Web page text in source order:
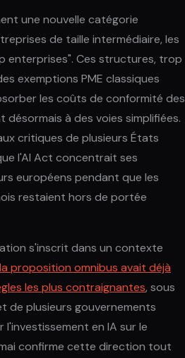
une nouvelle catégorie
de taille intermédiaire, les
enterprises". Ces structures, trop
exemptions PME classiques
les coûts de conformité des
à des voies simplifiées.
critiques de plusieurs États
l'AI Act concentrait ses
européens pendant que les
restaient hors de portée
s'inscrit dans un contexte
proposition omnibus avait déjà
les plus contraignantes, sous
de plusieurs gouvernements
l'investissement en IA sur le
confirme cette direction tout